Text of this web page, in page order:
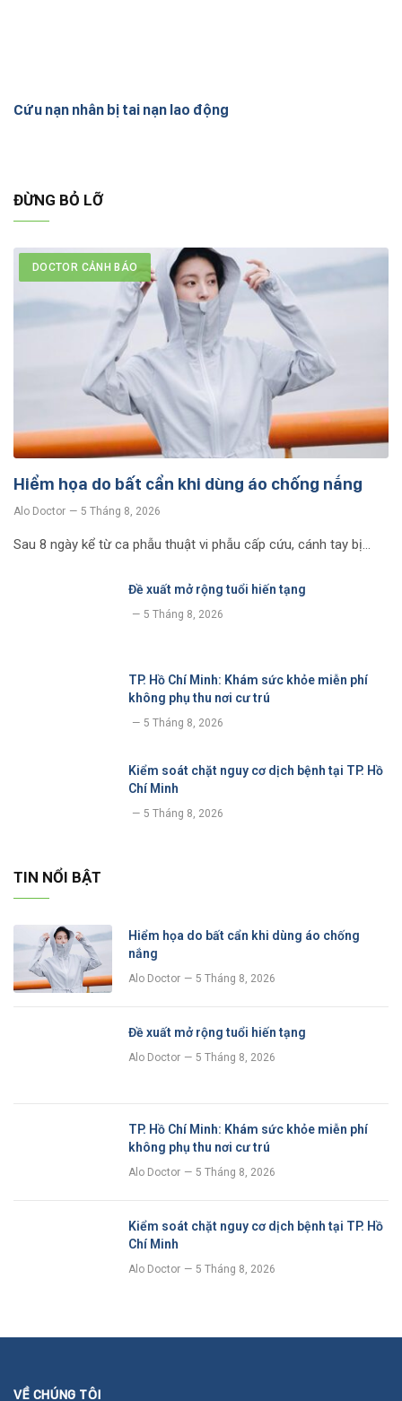
Cứu nạn nhân bị tai nạn lao động
ĐỪNG BỎ LỠ
DOCTOR CẢNH BÁO
Hiểm họa do bất cẩn khi dùng áo chống nắng
Alo Doctor 5 Tháng 8, 2026
Sau 8 ngày kể từ ca phẫu thuật vi phẫu cấp cứu, cánh tay bị…
Đề xuất mở rộng tuổi hiến tạng
5 Tháng 8, 2026
TP. Hồ Chí Minh: Khám sức khỏe miễn phí
không phụ thu nơi cư trú
5 Tháng 8, 2026
Kiểm soát chặt nguy cơ dịch bệnh tại TP. Hồ
Chí Minh
5 Tháng 8, 2026
TIN NỔI BẬT
Hiểm họa do bất cẩn khi dùng áo chống
nắng
Alo Doctor 5 Tháng 8, 2026
Đề xuất mở rộng tuổi hiến tạng
Alo Doctor 5 Tháng 8, 2026
TP. Hồ Chí Minh: Khám sức khỏe miễn phí
không phụ thu nơi cư trú
Alo Doctor 5 Tháng 8, 2026
Kiểm soát chặt nguy cơ dịch bệnh tại TP. Hồ
Chí Minh
Alo Doctor 5 Tháng 8, 2026
VỀ CHÚNG TÔI